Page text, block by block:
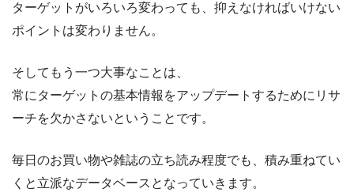
ターゲットがいろいろ変わっても、抑えなければいけない
ポイントは変わりません。
そしてもう一つ大事なことは、
常にターゲットの基本情報をアップデートするためにリサ
ーチを欠かさないということです。
毎日のお買い物や雑誌の立ち読み程度でも、積み重ねてい
くと立派なデータベースとなっていきます。